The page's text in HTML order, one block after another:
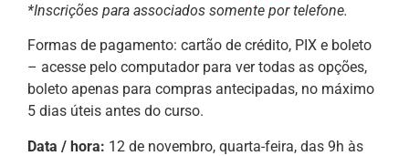
*Inscrições para associados somente por telefone.
Formas de pagamento: cartão de crédito, PIX e boleto
– acesse pelo computador para ver todas as opções,
boleto apenas para compras antecipadas, no máximo
5 dias úteis antes do curso.
Data / hora: 12 de novembro, quarta-feira, das 9h às